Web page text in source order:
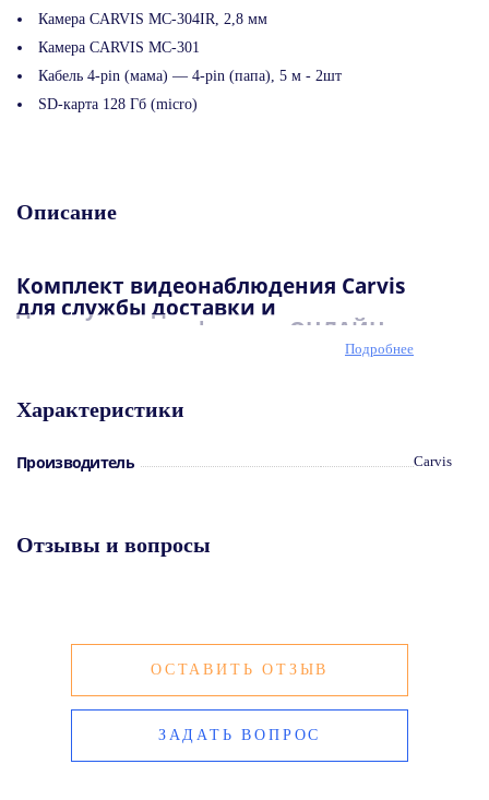
Камера CARVIS MC-304IR, 2,8 мм
Камера CARVIS MC-301
Кабель 4-pin (мама) — 4-pin (папа), 5 м - 2шт
SD-карта 128 Гб (micro)
Описание
Комплект видеонаблюдения Carvis
для службы доставки и
коммерческого фургона ОНЛАЙН
ОНЛАЙН идет с модулем 3G и GPS.
Подробнее
Характеристики
Производитель Carvis
Отзывы и вопросы
ОСТАВИТЬ ОТЗЫВ
ЗАДАТЬ ВОПРОС